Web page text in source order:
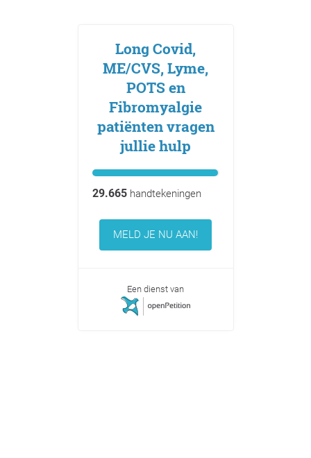
Long Covid,
ME/CVS, Lyme,
POTS en
Fibromyalgie
patiënten vragen
jullie hulp
29.665handtekeningen
MELD JE NU AAN!
Een dienst van